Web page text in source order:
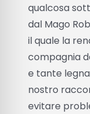
qualcosa
dal Mago
il quale la
compagnia
e tante
nostro
evitare